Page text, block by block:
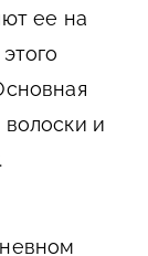
ее на
и